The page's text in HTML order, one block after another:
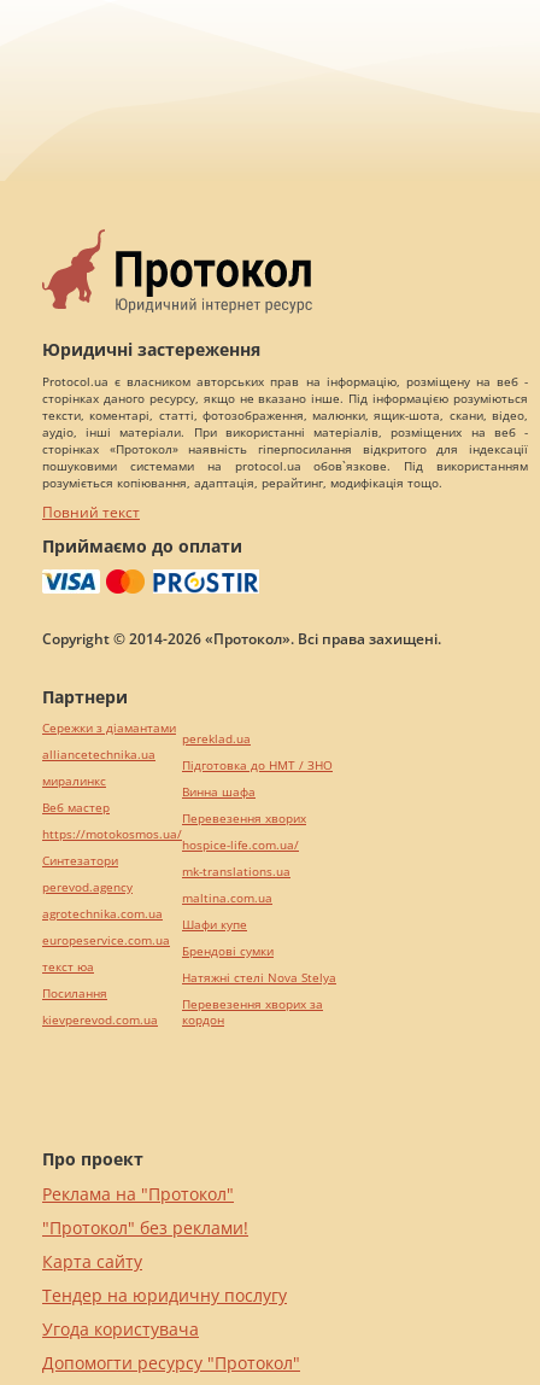
Юридичні застереження
Protocol.ua є власником авторських прав на інформацію, розміщену на веб -
сторінках даного ресурсу, якщо не вказано інше. Під інформацією розуміються
тексти, коментарі, статті, фотозображення, малюнки, ящик-шота, скани, відео,
аудіо, інші матеріали. При використанні матеріалів, розміщених на веб -
сторінках «Протокол» наявність гіперпосилання відкритого для індексації
пошуковими системами на protocol.ua обов`язкове. Під використанням
розуміється копіювання, адаптація, рерайтинг, модифікація тощо.
Повний текст
Приймаємо до оплати
Copyright © 2014-2026 «Протокол». Всі права захищені.
Про проект
Реклама на "Протокол"
"Протокол" без реклами!
Карта сайту
Тендер на юридичну послугу
Угода користувача
Допомогти ресурсу "Протокол"
Партнери
Сережки з діамантами
alliancetechnika.ua
миралинкс
Веб мастер
https://motokosmos.ua/
Синтезатори
perevod.agency
agrotechnika.com.ua
europeservice.com.ua
текст юа
Посилання
kievperevod.com.ua
pereklad.ua
Підготовка до НМТ / ЗНО
Винна шафа
Перевезення хворих
hospice-life.com.ua/
mk-translations.ua
maltina.com.ua
Шафи купе
Брендові сумки
Натяжні стелі Nova Stelya
Перевезення хворих за
кордон